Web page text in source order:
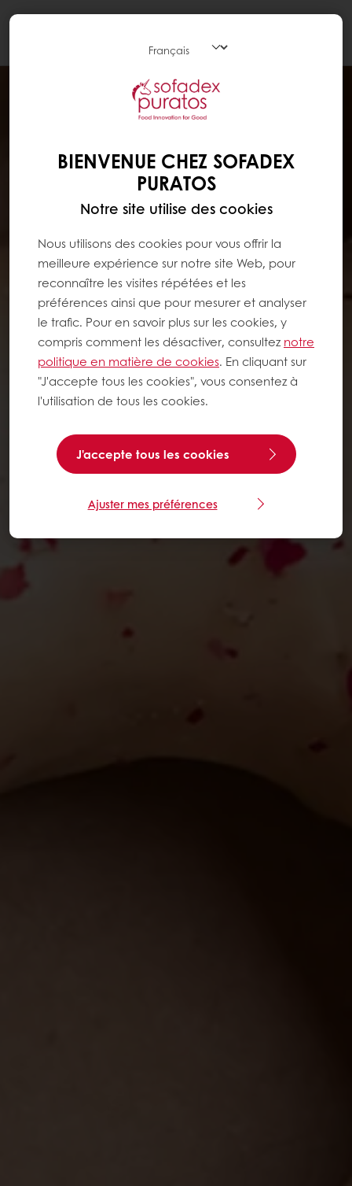
BIENVENUE CHEZ SOFADEX
PURATOS
Notre site utilise des cookies
Nous utilisons des cookies pour vous offrir la
meilleure expérience sur notre site Web, pour
reconnaître les visites répétées et les
préférences ainsi que pour mesurer et analyser
le trafic. Pour en savoir plus sur les cookies, y
compris comment les désactiver, consulteznotre
politique en matière de cookies. En cliquant sur
"J'accepte tous les cookies", vous consentez à
l'utilisation de tous les cookies.
J'accepte tous les cookies
Ajuster mes préférences